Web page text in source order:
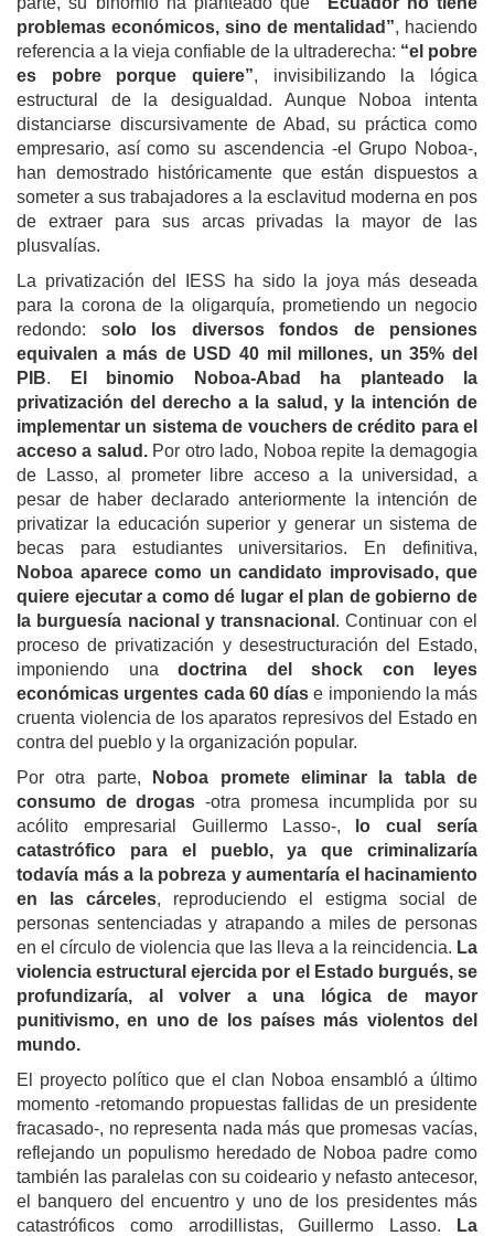
problemas económicos, sino de mentalidad”, haciendo
referencia a la vieja confiable de la ultraderecha: “el pobre
es pobre porque quiere”, invisibilizando la lógica
estructural de la desigualdad. Aunque Noboa intenta
distanciarse discursivamente de Abad, su práctica como
empresario, así como su ascendencia -el Grupo Noboa-,
han demostrado históricamente que están dispuestos a
someter a sus trabajadores a la esclavitud moderna en pos
de extraer para sus arcas privadas la mayor de las
plusvalías.
La privatización del IESS ha sido la joya más deseada
para la corona de la oligarquía, prometiendo un negocio
redondo: solo los diversosfondos de pensiones
equivalen a más de USD 40 mil millones, un 35% del
PIB.
El binomio Noboa-Abad ha planteado la
privatización del derecho a la salud, y la intención de
implementar un sistema de vouchers de crédito para el
acceso a salud.Por otro lado, Noboa repite la demagogia
de Lasso, al prometer libre acceso a la universidad, a
pesar de haber declarado anteriormente la intención de
privatizar la educación superior y generar un sistema de
becas para estudiantes universitarios. En definitiva,
Noboa aparece como un candidato improvisado, que
quiere ejecutar a como dé lugar el plan de gobierno de
la burguesía nacional y transnacional . Continuar con el
proceso de privatización y desestructuración del Estado,
imponiendo una doctrina del shock con leyes
económicas urgentes cada 60 días e imponiendo la más
cruenta violencia de l os aparatos represivos del Estado en
contra del pueblo y la organización popular.
Por otra parte,
Noboa promete eliminar la tabla de
consumo de drogas -otra promesa incumplida por su
acólito empresarial Guillermo Lasso-,
lo cual
sería
catastrófico para el pueblo, ya que criminalizaría
todavía más a la pobreza y aumentaría el hacinamiento
en las cárceles, reproduciendo el estigma social de
personas sentenciadas y atrapando a miles de personas
en el círculo de violencia que las lleva a la reincidencia. La
violencia estructural ejercida por el Estado burgués, se
profundizaría, al volver a una lógica de mayor
punitivismo, en uno de los países más violentos del
mundo.
El proyecto político que el clan Noboa ensambló a último
momento -retomando propuestas fallidas de un presidente
fracasado-, no representa nada más que promesas vacías,
reflejando un populismo heredado de Noboa padre como
también las paralelas con su coideario y nefasto antecesor,
el banquero del encuentro y uno de los presidentes más
catastróficos como arrodillistas, Guillermo Lasso.
La